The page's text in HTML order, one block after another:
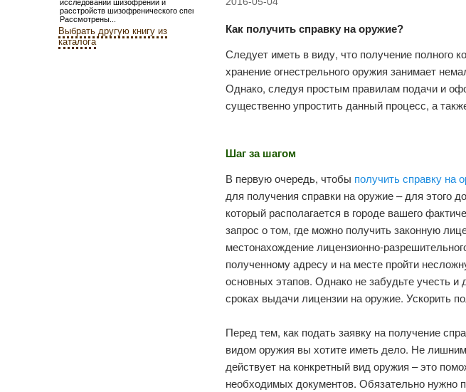
Как получить справку на оружие?
Следует иметь в виду, что получение полного
хранение огнестрельного оружия занимает
Однако, следуя простым правилам подачи и
существенно упростить данный процесс, а
Шаг за шагом
В первую очередь, чтобы получить справку на
для получения справки на оружие – для этого
который располагается в городе вашего
запрос о том, где можно получить законную
местонахождение лицензионно-
полученному адресу и на месте пройти
основных этапов. Однако не забудьте учесть
сроках выдачи лицензии на оружие. Ускорить
Перед тем, как подать заявку на получение
видом оружия вы хотите иметь дело. Не
действует на конкретный вид оружия – это
необходимых документов. Обязательно нужно
исследований шизофрении и
расстройств шизофренического спектра.
Рассмотрены...
Выбрать другую книгу из
каталога